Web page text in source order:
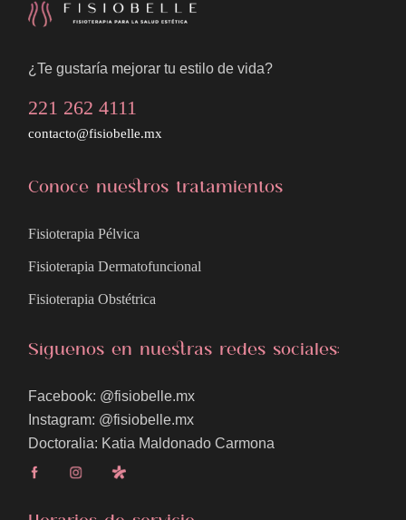
¿Te gustaría mejorar tu estilo de vida?
221 262 4111
contacto@fisiobelle.mx
Conoce nuestros tratamientos
Fisioterapia Pélvica
Fisioterapia Dermatofuncional
Fisioterapia Obstétrica
Síguenos en nuestras redes sociales:
Facebook: @fisiobelle.mx
Instagram: @fisiobelle.mx
Doctoralia: Katia Maldonado Carmona